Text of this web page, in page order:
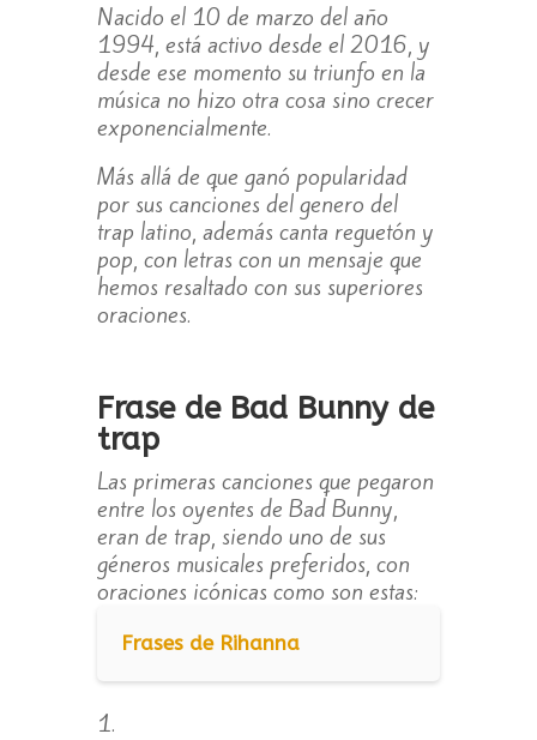
Nacido el 10 de marzo del año
1994, está activo desde el 2016, y
desde ese momento su triunfo en la
música no hizo otra cosa sino crecer
exponencialmente.
Más allá de que ganó popularidad
por sus canciones del genero del
trap latino, además canta reguetón y
pop, con letras con un mensaje que
hemos resaltado con sus superiores
oraciones.
Frase de Bad Bunny de
trap
Las primeras canciones que pegaron
entre los oyentes de Bad Bunny,
eran de trap, siendo uno de sus
géneros musicales preferidos, con
oraciones icónicas como son estas:
Frases de Rihanna